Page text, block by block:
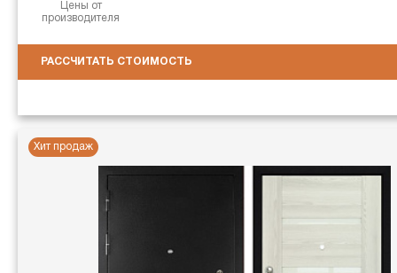
Цены от
производителя
РАССЧИТАТЬ СТОИМОСТЬ
Хит продаж